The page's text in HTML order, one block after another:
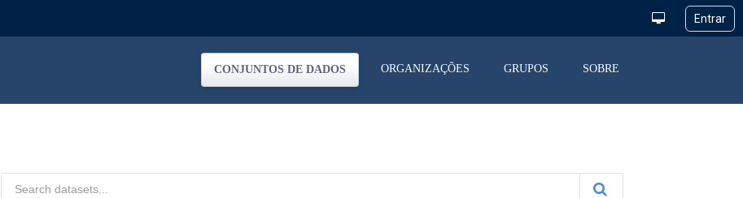
CONJUNTOS DE DADOS ORGANIZAÇÕES GRUPOS SOBRE